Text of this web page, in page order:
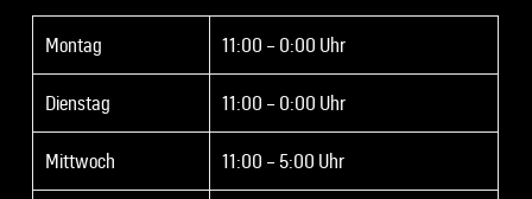
Montag 11:00 – 0:00 Uhr
Dienstag 11:00 – 0:00 Uhr
Mittwoch 11:00 – 5:00 Uhr